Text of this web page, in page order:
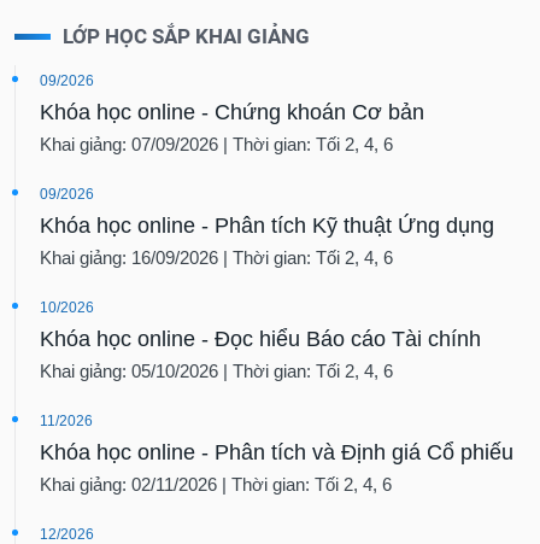
LỚP HỌC SẮP KHAI GIẢNG
09/2026
Khóa học online - Chứng khoán Cơ bản
Khai giảng: 07/09/2026 | Thời gian: Tối 2, 4, 6
09/2026
Khóa học online - Phân tích Kỹ thuật Ứng dụng
Khai giảng: 16/09/2026 | Thời gian: Tối 2, 4, 6
10/2026
Khóa học online - Đọc hiểu Báo cáo Tài chính
Khai giảng: 05/10/2026 | Thời gian: Tối 2, 4, 6
11/2026
Khóa học online - Phân tích và Định giá Cổ phiếu
Khai giảng: 02/11/2026 | Thời gian: Tối 2, 4, 6
12/2026